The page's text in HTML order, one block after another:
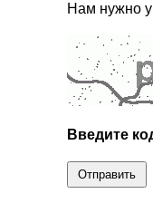
Нам нужно
Введите
Отправить